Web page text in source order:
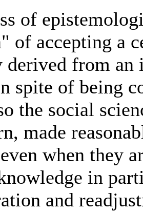
of
of accepting a
from an
spite of being
the social
made
when they
in
and